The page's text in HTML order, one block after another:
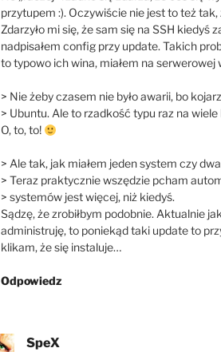
przytupem :). Oczywiście nie jest to też
Zdarzyło mi się, że sam się na SSH kiedyś
nadpisałem config przy update. Takich
to typowo ich wina, miałem na serwerowej
> Nie żeby czasem nie było awarii, bo
> Ubuntu. Ale to rzadkość typu raz na wiele
O, to, to!
> Ale tak, jak miałem jeden system czy
> Teraz praktycznie wszędzie pcham
> systemów jest więcej, niż kiedyś.
Sądzę, że zrobiłbym podobnie. Aktualnie
administruję, to poniekąd taki update to
klikam, że się instaluje…
Odpowiedz
SpeX